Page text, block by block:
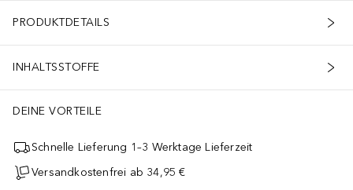
PRODUKTDETAILS
INHALTSSTOFFE
DEINE VORTEILE
Schnelle Lieferung 1–3 Werktage Lieferzeit
Versandkostenfrei ab 34,95 €